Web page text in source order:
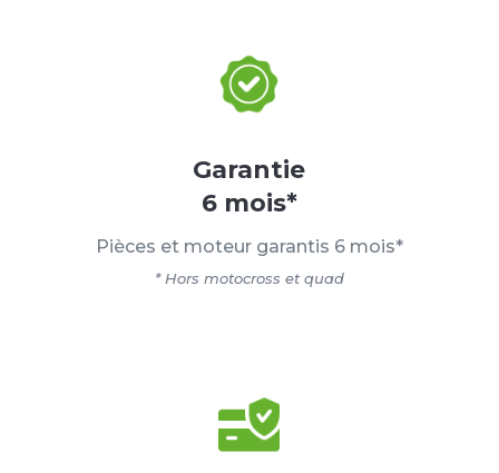
Garantie
6 mois*
Pièces et moteur garantis 6 mois*
* Hors motocross et quad